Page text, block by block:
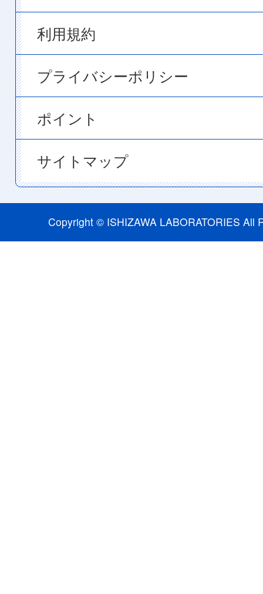
利用規約
プライバシーポリシー
ポイント
サイトマップ
Copyright © ISHIZAWA LABORATORIES All